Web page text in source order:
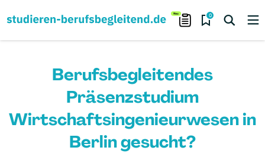
0
Berufsbegleitendes
Präsenzstudium
Wirtschaftsingenieurwesen in
Berlin gesucht?